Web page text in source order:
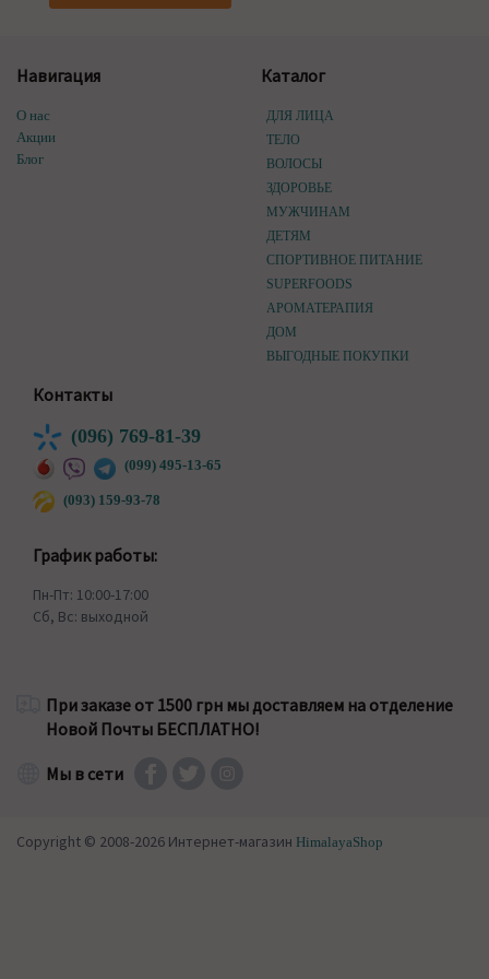
Навигация
О нас
Акции
Блог
Каталог
ДЛЯ ЛИЦА
ТЕЛО
ВОЛОСЫ
ЗДОРОВЬЕ
МУЖЧИНАМ
ДЕТЯМ
СПОРТИВНОЕ ПИТАНИЕ
SUPERFOODS
АРОМАТЕРАПИЯ
ДОМ
ВЫГОДНЫЕ ПОКУПКИ
Контакты
(096) 769-81-39
(099) 495-13-65
(093) 159-93-78
График работы:
Пн-Пт: 10:00-17:00
Сб, Вс: выходной
При заказе от 1500 грн мы доставляем на отделение
Новой Почты БЕСПЛАТНО!
Мы в сети
Copyright © 2008-2026 Интернет-магазин HimalayaShop